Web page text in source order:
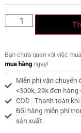
Bạn chưa quen với việc
mua hàng ngay!
Miễn phí vận chuyển
<300k, 29k đơn hàng
COD - Thanh toán
Đổi hàng miễn phí
sản xuất.